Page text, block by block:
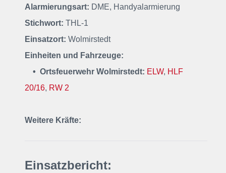
Alarmierungsart: DME, Handyalarmierung
Stichwort: THL-1
Einsatzort: Wolmirstedt
Einheiten und Fahrzeuge:
• Ortsfeuerwehr Wolmirstedt: ELW, HLF
20/16, RW 2
Weitere Kräfte:
Einsatzbericht: